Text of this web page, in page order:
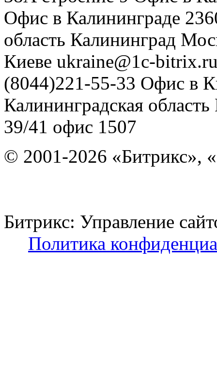
Офис в Калининграде
область Калининград
Киеве ukraine@1c-
(8044)221-55-33 Офис в
Калининградская область
39/41 офис 1507
© 2001-2026 «Битрикс»,
Битрикс: Управление
Политика